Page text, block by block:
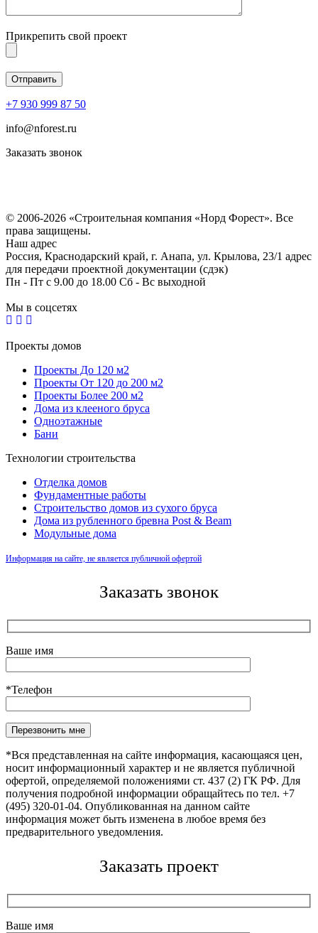
Прикрепить свой проект
+7 930 999 87 50
info@nforest.ru
Заказать звонок
© 2006-2026 «Строительная компания «Норд Форест». Все
права защищены.
Наш адрес
Россия, Краснодарский край, г. Анапа, ул. Крылова, 23/1 адрес
для передачи проектной документации (сдэк)
Пн - Пт с 9.00 до 18.00 Сб - Вс выходной
Мы в соцсетях
Проекты домов
Проекты До 120 м2
Проекты От 120 до 200 м2
Проекты Более 200 м2
Дома из клееного бруса
Одноэтажные
Бани
Технологии строительства
Отделка домов
Фундаментные работы
Строительство домов из сухого бруса
Дома из рубленного бревна Post & Beam
Модульные дома
Информация на сайте, не является публичной офертой
Заказать звонок
Ваше имя
*Телефон
Оставьте это поле пустым.
*Вся представленная на сайте информация, касающаяся цен,
носит информационный характер и не является публичной
офертой, определяемой положениями ст. 437 (2) ГК РФ. Для
получения подробной информации обращайтесь по тел. +7
(495) 320-01-04. Опубликованная на данном сайте
информация может быть изменена в любое время без
предварительного уведомления.
Заказать проект
Ваше имя